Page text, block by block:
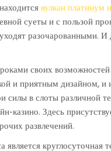
вулкан платинум
суеты и с пользой
разочарованными. И
своих
и приятным дизайном,
силы в слоты различной
казино. Здесь
развлечений.
круглосуточная